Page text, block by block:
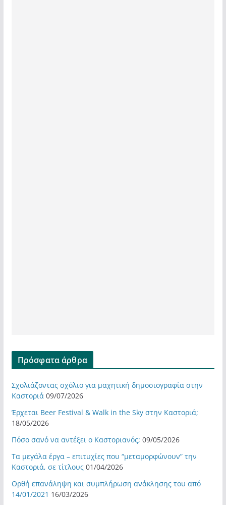
Πρόσφατα άρθρα
Σχολιάζοντας σχόλιο για μαχητική δημοσιογραφία στην
Καστοριά 09/07/2026
Έρχεται Beer Festival & Walk in the Sky στην Καστοριά;
18/05/2026
Πόσο σανό να αντέξει ο Καστοριανός; 09/05/2026
Τα μεγάλα έργα – επιτυχίες που “μεταμορφώνουν” την
Καστοριά, σε τίτλους 01/04/2026
Ορθή επανάληψη και συμπλήρωση ανάκλησης του από
14/01/2021 16/03/2026